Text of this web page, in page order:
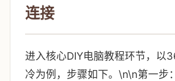
连接
进入核心DIY电脑教程环节，以
冷为例，步骤如下。\n\n第一步